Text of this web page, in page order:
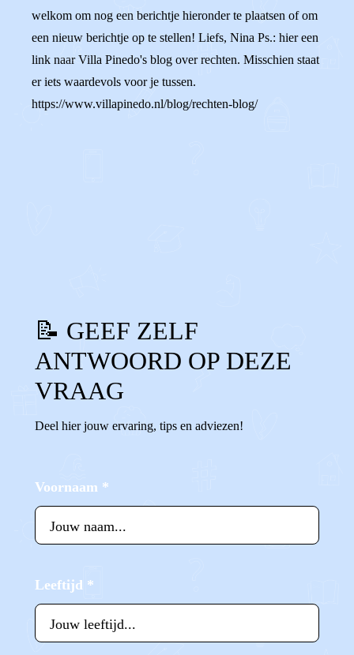
welkom om nog een berichtje hieronder te plaatsen of om
een nieuw berichtje op te stellen! Liefs, Nina Ps.: hier een
link naar Villa Pinedo's blog over rechten. Misschien staat
er iets waardevols voor je tussen.
https://www.villapinedo.nl/blog/rechten-blog/
📝 GEEF ZELF
ANTWOORD OP DEZE
VRAAG
Deel hier jouw ervaring, tips en adviezen!
Voornaam *
Leeftijd *